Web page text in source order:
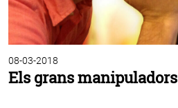
08-03-2018
Els grans manipuladors